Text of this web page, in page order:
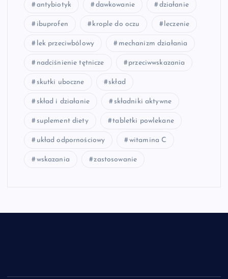
antybiotyk dawkowanie działanie
ibuprofen krople do oczu leczenie
lek przeciwbólowy mechanizm działania
nadciśnienie tętnicze przeciwwskazania
skutki uboczne skład
skład i działanie składniki aktywne
suplement diety tabletki powlekane
układ odpornościowy witamina C
wskazania zastosowanie